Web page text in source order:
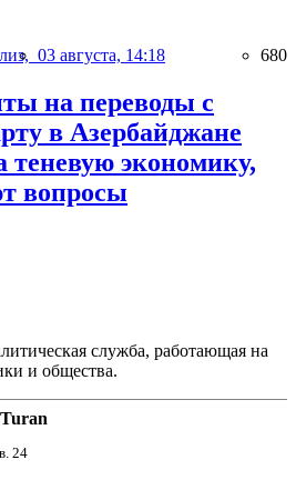
03 августа, 14:18 680
на переводы с
в Азербайджане
теневую экономику,
вопросы
служба, работающая на
и общества.
24